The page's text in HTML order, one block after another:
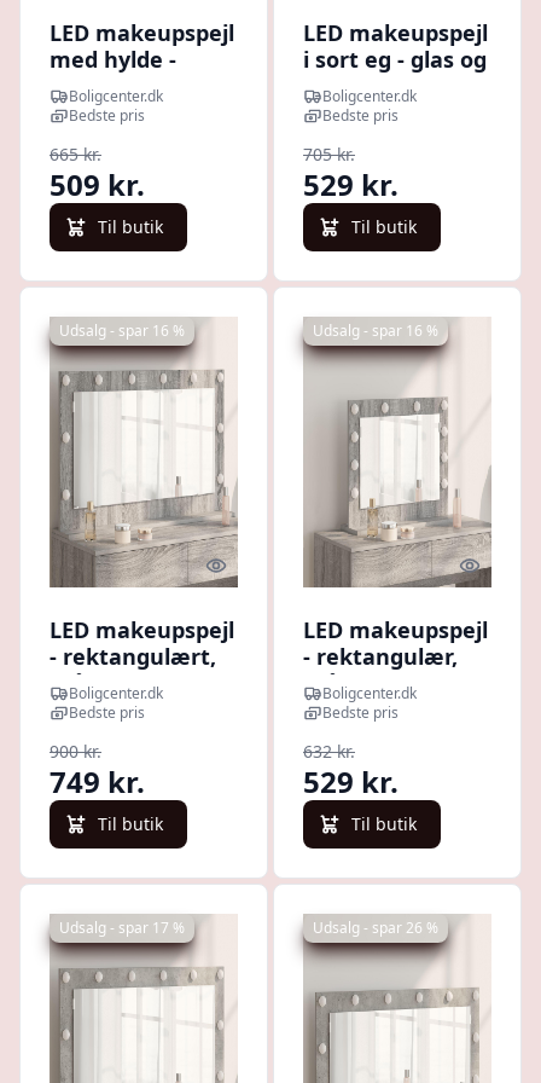
LED makeupspejl
med hylde -
rektangulært,
røget eg 60 × 55 ×
Boligcenter.dk
Bedste pris
665 kr.
509 kr.
Til butik
LED makeupspejl
i sort eg - glas og
konstrueret træ,
60 × 55 × 18 cm
Boligcenter.dk
Bedste pris
705 kr.
529 kr.
Til butik
Udsalg - spar 16 %
Quick look
LED makeupspejl
- rektangulært,
grå sonoma 100
× 55 × 18 cm
Boligcenter.dk
Bedste pris
900 kr.
749 kr.
Til butik
Udsalg - spar 16 %
Quick
LED makeupspejl
- rektangulær,
grå sonoma 60 ×
45 × 18 cm
Boligcenter.dk
Bedste pris
632 kr.
529 kr.
Til butik
Udsalg - spar 17 % Udsalg - spar 26 %